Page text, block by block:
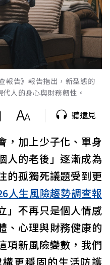
報告》報告指出，新型態的
代人的身心與財務韌性。
聽遠見
，加上少子化、單身
人的老後」逐漸成為
的孤獨死議題受到更
人生風險趨勢調查報
」不再只是個人情感
、心理與財務健康的
項新風險變數，我們
更穩固的生活防護